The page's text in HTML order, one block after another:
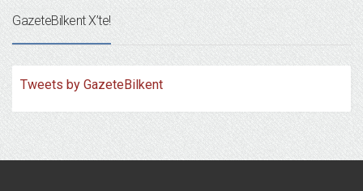
GazeteBilkent X’te!
Tweets by GazeteBilkent